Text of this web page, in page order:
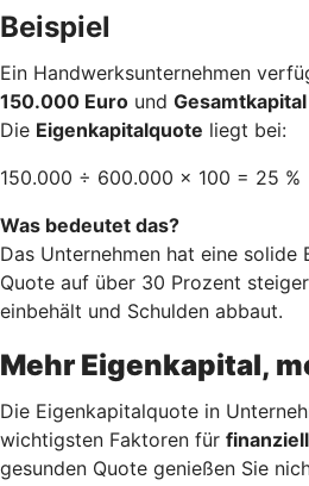
Beispiel
Ein Handwerksunternehmen
150.000 Euro und
Die Eigenkapitalquote liegt bei:
150.000 ÷ 600.000 × 100 = 25 %
Was bedeutet das?
Das Unternehmen hat eine solide
Quote auf über 30 Prozent
einbehält und Schulden abbaut.
Mehr Eigenkapital,
Die Eigenkapitalquote in
wichtigsten Faktoren für
gesunden Quote genießen Sie